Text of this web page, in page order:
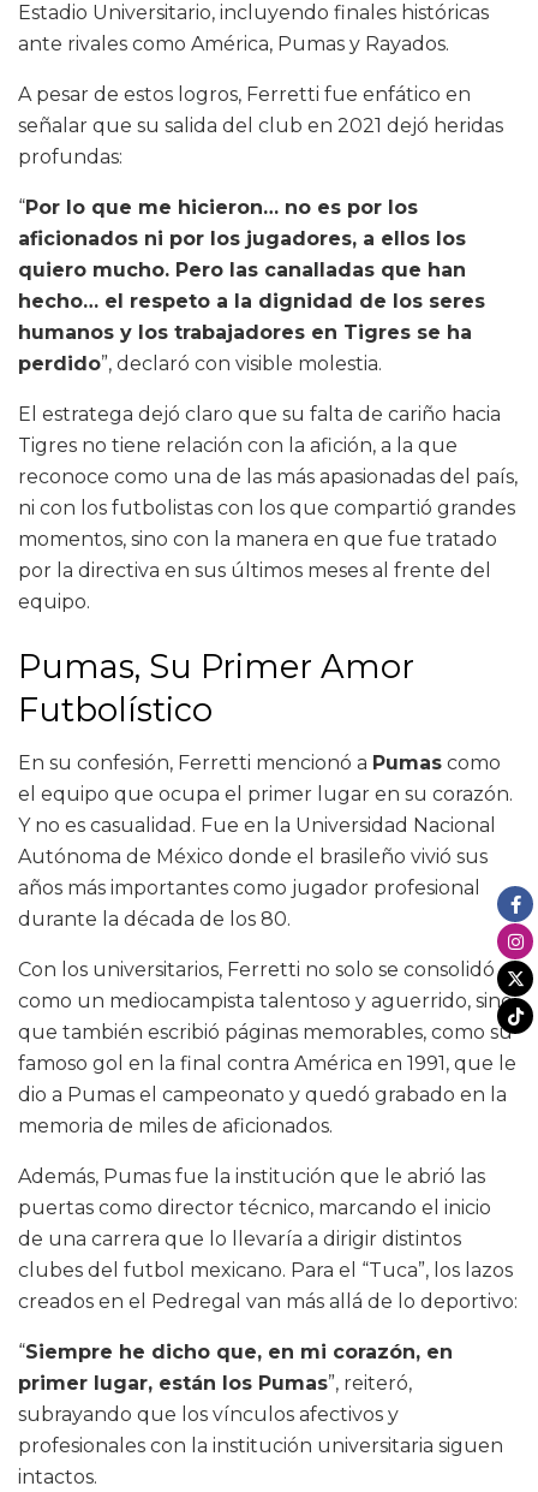
Estadio Universitario, incluyendo finales históricas
ante rivales como América, Pumas y Rayados.
A pesar de estos logros, Ferretti fue enfático en
señalar que su salida del club en 2021 dejó heridas
profundas:
“Por lo que me hicieron… no es por los
aficionados ni por los jugadores, a ellos los
quiero mucho. Pero las canalladas que han
hecho… el respeto a la dignidad de los seres
humanos y los trabajadores en Tigres se ha
perdido”, declaró con visible molestia.
El estratega dejó claro que su falta de cariño hacia
Tigres no tiene relación con la afición, a la que
reconoce como una de las más apasionadas del país,
ni con los futbolistas con los que compartió grandes
momentos, sino con la manera en que fue tratado
por la directiva en sus últimos meses al frente del
equipo.
Pumas, Su Primer Amor
Futbolístico
En su confesión, Ferretti mencionó a Pumas como
el equipo que ocupa el primer lugar en su corazón.
Y no es casualidad. Fue en la Universidad Nacional
Autónoma de México donde el brasileño vivió sus
años más importantes como jugador profesional
durante la década de los 80.
Con los universitarios, Ferretti no solo se consolidó
como un mediocampista talentoso y aguerrido, sino
que también escribió páginas memorables, como su
famoso gol en la final contra América en 1991, que le
dio a Pumas el campeonato y quedó grabado en la
memoria de miles de aficionados.
Además, Pumas fue la institución que le abrió las
puertas como director técnico, marcando el inicio
de una carrera que lo llevaría a dirigir distintos
clubes del futbol mexicano. Para el “Tuca”, los lazos
creados en el Pedregal van más allá de lo deportivo:
“Siempre he dicho que, en mi corazón, en
primer lugar, están los Pumas”, reiteró,
subrayando que los vínculos afectivos y
profesionales con la institución universitaria siguen
intactos.